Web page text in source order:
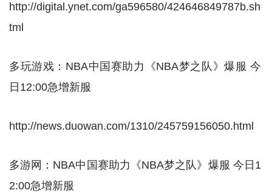
http://digital.ynet.com/ga596580/424646849787b.sh
tml
多玩游戏：NBA中国赛助力《NBA梦之队》爆服 今
日12:00急增新服
http://news.duowan.com/1310/245759156050.html
多游网：NBA中国赛助力《NBA梦之队》爆服 今日1
2:00急增新服